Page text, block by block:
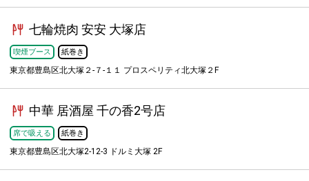
七輪焼肉 安安 大塚店
喫煙ブース 紙巻き
東京都豊島区北大塚２-７-１１ プロスペリティ北大塚２F
中華 居酒屋 千の香2号店
席で吸える 紙巻き
東京都豊島区北大塚2-12-3 ドルミ大塚 2F